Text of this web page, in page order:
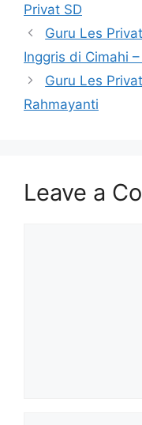
Privat SD
Guru Les
Inggris di Cimahi
Guru Les
Rahmayanti
Leave a